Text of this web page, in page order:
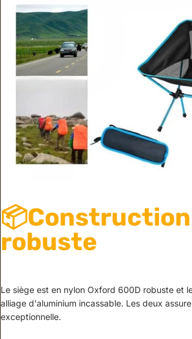
📦Construction
robuste
Le siège est en nylon Oxford 600D robuste et
alliage d'aluminium incassable. Les deux
exceptionnelle.